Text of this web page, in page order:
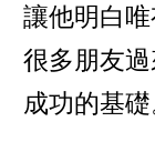
讓他明白唯
很多朋友
成功的基礎